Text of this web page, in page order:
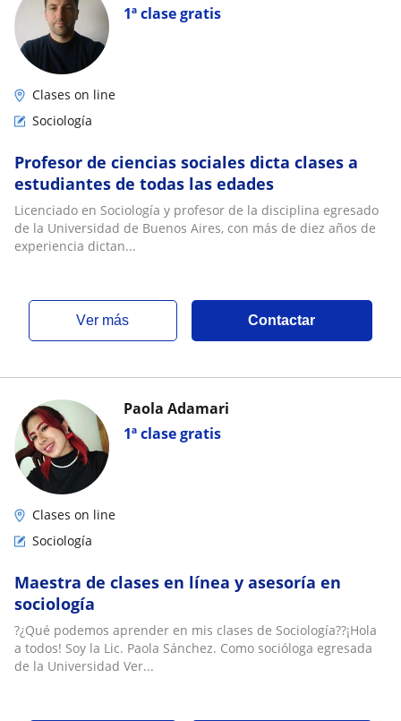
1ª clase gratis
Clases on line
Sociología
Profesor de ciencias sociales dicta clases a
estudiantes de todas las edades
Licenciado en Sociología y profesor de la disciplina egresado
de la Universidad de Buenos Aires, con más de diez años de
experiencia dictan...
ver más Contactar
1ª clase gratis
Paola Adamari
Clases on line
Sociología
Maestra de clases en línea y asesoría en
sociología
?¿Qué podemos aprender en mis clases de Sociología??¡Hola
a todos! Soy la Lic. Paola Sánchez. Como socióloga egresada
de la Universidad Ver...